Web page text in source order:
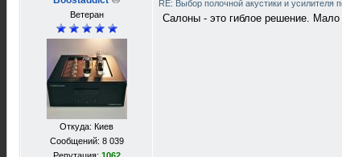
Ветеран
Откуда: Киев
Сообщений: 8 039
RE: Выбор полочной акустики и усилителя
Салоны - это гиблое решение. Мало